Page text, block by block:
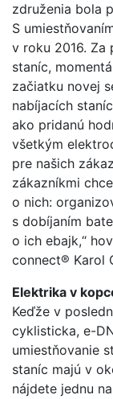
združenia bola
S
v roku 2016.
staníc,
začiatku novej
nabíjacích
ako pridanú
všetkým
pre našich
zákazníkmi
o nich:
s dobíjaním
o ich ebajk,“
connect® Karol
Elektrika v
Keďže v
cyklisticka, e-
umiestňovanie
staníc majú v
nájdete jednu